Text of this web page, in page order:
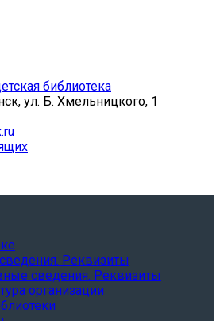
библиотека
ул. Б. Хмельницкого, 1
Реквизиты
сведения. Реквизиты
организации